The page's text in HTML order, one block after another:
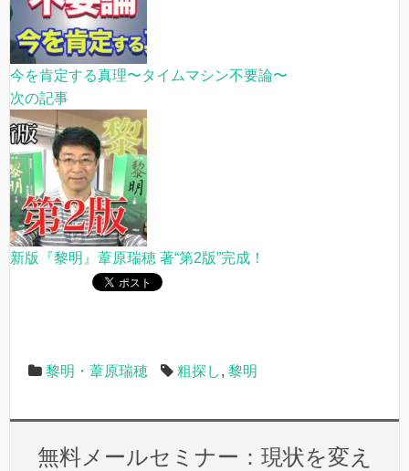
今を肯定する真理〜タイムマシン不要論〜
次の記事
新版『黎明』葦原瑞穂 著“第2版”完成！
黎明・葦原瑞穂 粗探し, 黎明
無料メールセミナー：現状を変え